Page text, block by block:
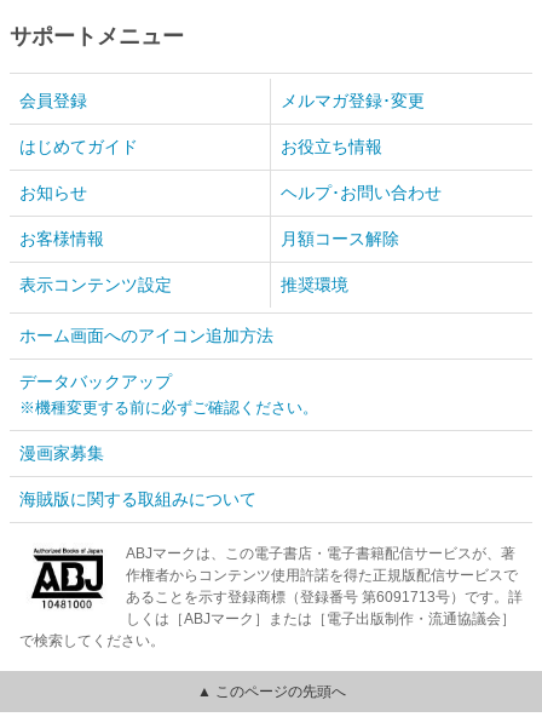
サポートメニュー
会員登録 メルマガ登録･変更
はじめてガイド お役立ち情報
お知らせ ヘルプ･お問い合わせ
お客様情報 月額コース解除
表示コンテンツ設定 推奨環境
ホーム画面へのアイコン追加方法
データバックアップ
※機種変更する前に必ずご確認ください。
漫画家募集
海賊版に関する取組みについて
ABJマークは、この電子書店・電子書籍配信サービスが、著
作権者からコンテンツ使用許諾を得た正規版配信サービスで
あることを示す登録商標（登録番号 第6091713号）です。詳
しくは［ABJマーク］または［電子出版制作・流通協議会］
で検索してください。
▲ このページの先頭へ